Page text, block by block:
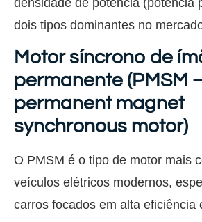
dois tipos dominantes no
Motor síncrono de
permanente (PMSM
permanent magnet
synchronous motor)
O PMSM é o tipo de motor mais
veículos elétricos modernos,
carros focados em alta eficiência